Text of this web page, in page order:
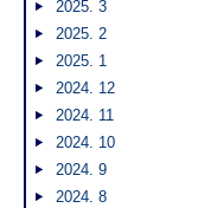
2025. 3
2025. 2
2025. 1
2024. 12
2024. 11
2024. 10
2024. 9
2024. 8